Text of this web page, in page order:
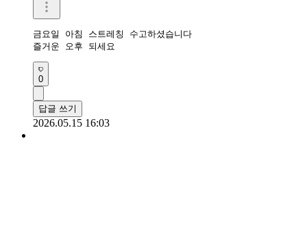
금요일 아침 스트레칭 수고하셨습니다
즐거운 오후 되세요
0
답글 쓰기
2026.05.15 16:03